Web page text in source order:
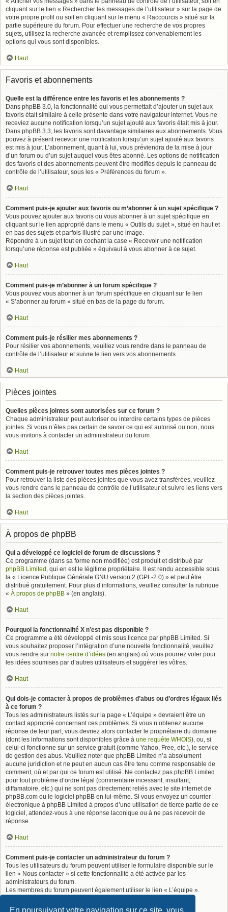
En poursuivant votre navigation sur ce site, vous
cliquant sur le lien « Rechercher les messages de l’utilisateur » sur la page de
votre propre profil ou soit en cliquant sur le menu « Raccourcis » situé sur la
partie supérieure du forum. Pour effectuer une recherche de vos propres
sujets, utilisez la recherche avancée et remplissez convenablement les
options qui vous sont disponibles.
Haut
Favoris et abonnements
Quelle est la différence entre les favoris et les abonnements ?
Dans phpBB 3.0, la fonctionnalité qui vous permettait d’ajouter un sujet aux
favoris était similaire à celle présente dans votre navigateur internet. Vous ne
receviez aucune notification lorsqu’un sujet ajouté aux favoris était mis à jour.
Dans phpBB 3.3, les favoris sont davantage similaires aux abonnements. Vous
pouvez à présent recevoir une notification lorsqu’un sujet ajouté aux favoris
est mis à jour. L’abonnement, quant à lui, vous préviendra de la mise à jour
d’un forum ou d’un sujet auquel vous êtes abonné. Les options de notification
des favoris et des abonnements peuvent être modifiés depuis le panneau de
contrôle de l’utilisateur, sous les « Préférences du forum ».
Haut
Comment puis-je ajouter aux favoris ou m’abonner à un sujet spécifique ?
Vous pouvez ajouter aux favoris ou vous abonner à un sujet spécifique en
cliquant sur le lien approprié dans le menu « Outils du sujet », situé en haut et
en bas des sujets et parfois illustré par une image.
Répondre à un sujet tout en cochant la case « Recevoir une notification
lorsqu’une réponse est publiée » équivaut à vous abonner à ce sujet.
Haut
Comment puis-je m’abonner à un forum spécifique ?
Vous pouvez vous abonner à un forum spécifique en cliquant sur le lien
« S’abonner au forum » situé en bas de la page du forum.
Haut
Comment puis-je résilier mes abonnements ?
Pour résilier vos abonnements, veuillez vous rendre dans le panneau de
contrôle de l’utilisateur et suivre le lien vers vos abonnements.
Haut
Pièces jointes
Quelles pièces jointes sont autorisées sur ce forum ?
Chaque administrateur peut autoriser ou interdire certains types de pièces
jointes. Si vous n’êtes pas certain de savoir ce qui est autorisé ou non, nous
vous invitons à contacter un administrateur du forum.
Haut
Comment puis-je retrouver toutes mes pièces jointes ?
Pour retrouver la liste des pièces jointes que vous avez transférées, veuillez
vous rendre dans le panneau de contrôle de l’utilisateur et suivre les liens vers
la section des pièces jointes.
Haut
À propos de phpBB
Qui a développé ce logiciel de forum de discussions ?
Ce programme (dans sa forme non modifiée) est produit et distribué par
phpBB Limited , qui en est le légitime propriétaire. Il est rendu accessible sous
la « Licence Publique Générale GNU version 2 (GPL-2.0) » et peut être
distribué gratuitement. Pour plus d’informations, veuillez consulter la rubrique
« À propos de phpBB » (en anglais).
Haut
Pourquoi la fonctionnalité X n’est pas disponible ?
Ce programme a été développé et mis sous licence par phpBB Limited. Si
vous souhaitez proposer l’intégration d’une nouvelle fonctionnalité, veuillez
vous rendre sur notre centre d’idées (en anglais) où vous pourrez voter pour
les idées soumises par d’autres utilisateurs et suggérer les vôtres.
Haut
Qui dois-je contacter à propos de problèmes d’abus ou d’ordres légaux liés
à ce forum ?
Tous les administrateurs listés sur la page « L’équipe » devraient être un
contact approprié concernant ces problèmes. Si vous n’obtenez aucune
réponse de leur part, vous devriez alors contacter le propriétaire du domaine
(dont les informations sont disponibles grâce à une requête WHOIS), ou, si
celui-ci fonctionne sur un service gratuit (comme Yahoo, Free, etc.), le service
de gestion des abus. Veuillez noter que phpBB Limited n’a absolument
aucune juridiction et ne peut en aucun cas être tenu comme responsable de
comment, où et par qui ce forum est utilisé. Ne contactez pas phpBB Limited
pour tout problème d’ordre légal (commentaire incessant, insultant,
diffamatoire, etc.) qui ne sont pas directement reliés avec le site internet de
phpBB.com ou le logiciel phpBB en lui-même. Si vous envoyez un courrier
électronique à phpBB Limited à propos d’une utilisation de tierce partie de ce
logiciel, attendez-vous à une réponse laconique ou à ne pas recevoir de
réponse.
Haut
Comment puis-je contacter un administrateur du forum ?
Tous les utilisateurs du forum peuvent utiliser le formulaire disponible sur le
lien « Nous contacter » si cette fonctionnalité a été activée par les
administrateurs du forum.
Les membres du forum peuvent également utiliser le lien « L’équipe ».